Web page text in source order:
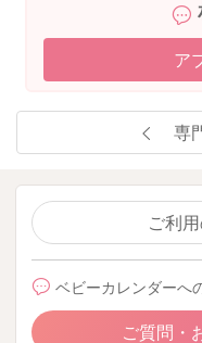
ア
専
ご利
ベビーカレンダーへ
ご質問・